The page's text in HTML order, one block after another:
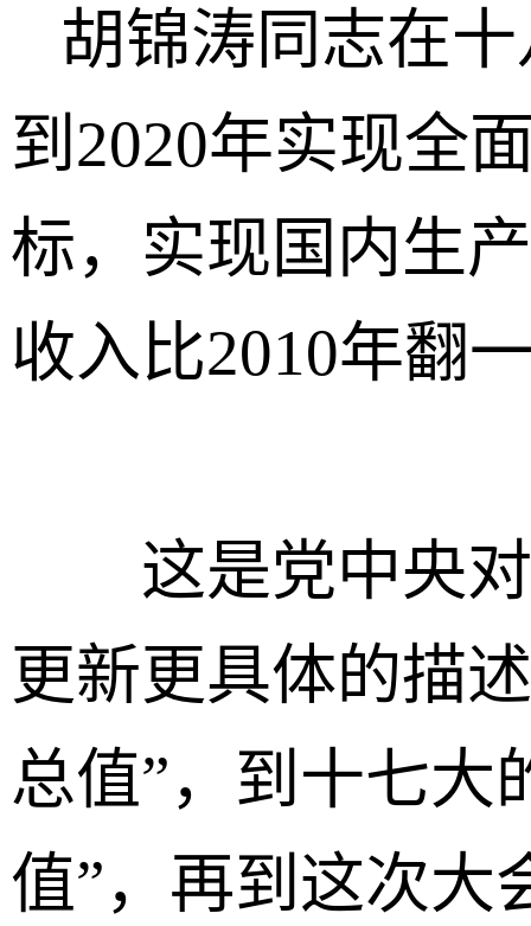
胡锦涛同志在
到2020年实现全
标，实现国内生
收入比2010年翻
这是党中央对
更新更具体的描
总值”，到十七大
值”，再到这次大